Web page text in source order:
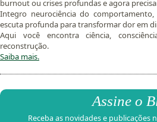
burnout ou crises profundas e agora
Integro neurociência do
escuta profunda para transformar dor em
Aqui você encontra ciência,
reconstrução.
Saiba mais.
Assine o
Receba as novidades e publicações